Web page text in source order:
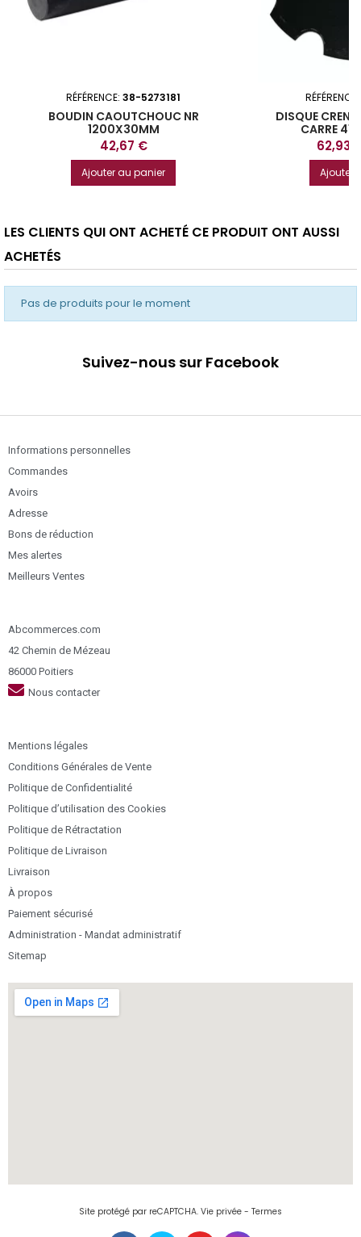
RÉFÉRENCE: 38-5273181
BOUDIN CAOUTCHOUC NR
1200X30MM
Prix
42,67 €
Ajouter au panier
RÉFÉRENCE:
DISQUE
CARRE 41
Prix
62,93
Ajouter
LES CLIENTS QUI ONT ACHETÉ CE PRODUIT ONT AUSSI
ACHETÉS
Pas de produits pour le moment
Suivez-nous sur Facebook
Informations personnelles
Commandes
Avoirs
Adresse
Bons de réduction
Mes alertes
Meilleurs Ventes
Abcommerces.com
42 Chemin de Mézeau
86000 Poitiers
Nous contacter
Mentions légales
Conditions Générales de Vente
Politique de Confidentialité
Politique d’utilisation des Cookies
Politique de Rétractation
Politique de Livraison
Livraison
À propos
Paiement sécurisé
Administration - Mandat administratif
Sitemap
Site protégé par reCAPTCHA. Vie privée - Termes